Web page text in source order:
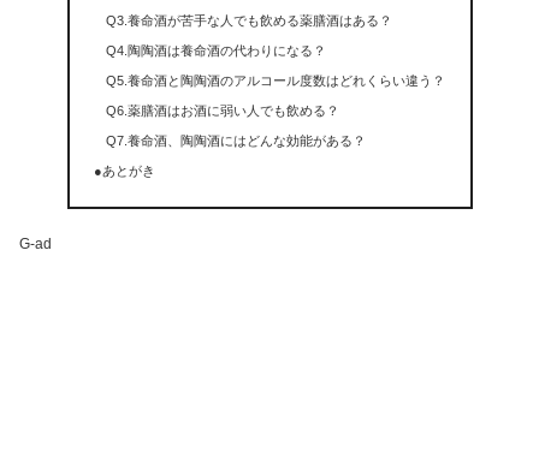
Q3.養命酒が苦手な人でも飲める薬膳酒はある？
Q4.陶陶酒は養命酒の代わりになる？
Q5.養命酒と陶陶酒のアルコール度数はどれくらい違う？
Q6.薬膳酒はお酒に弱い人でも飲める？
Q7.養命酒、陶陶酒にはどんな効能がある？
●あとがき
G-ad